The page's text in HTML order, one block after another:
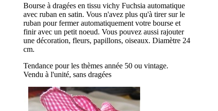
Bourse à dragées en tissu vichy Fuchsia automatique
avec ruban en satin. Vous n'avez plus qu'à tirer sur le
ruban pour fermer automatiquement votre bourse et
finir avec un petit noeud. Vous pouvez aussi rajouter
une décoration, fleurs, papillons, oiseaux. Diamètre 24
cm.
Tendance pour les thèmes année 50 ou vintage.
Vendu à l'unité, sans dragées